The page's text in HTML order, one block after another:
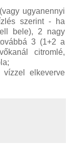
ugyanennyi
szerint - ha
bele), 2 nagy
3 (1+2 a
citromlé,
elkeverve